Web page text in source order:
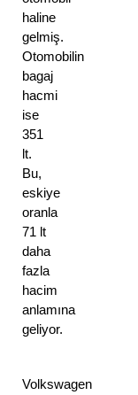
haline
gelmiş.
Otomobilin
bagaj
hacmi
ise
351
lt.
Bu,
eskiye
oranla
71 lt
daha
fazla
hacim
anlamına
Volkswagen